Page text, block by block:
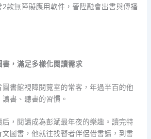
2款無障礙應用軟件，晉陞融會出書與傳播
，滿足多樣化閱讀需求
書館視障閱覽室的常客，年過半百的他
書、聽書的習慣。
后，閱讀成為彭斌最年夜的樂趣。讀完特
圖書，他就往找瞽者伴侶借書讀，到書